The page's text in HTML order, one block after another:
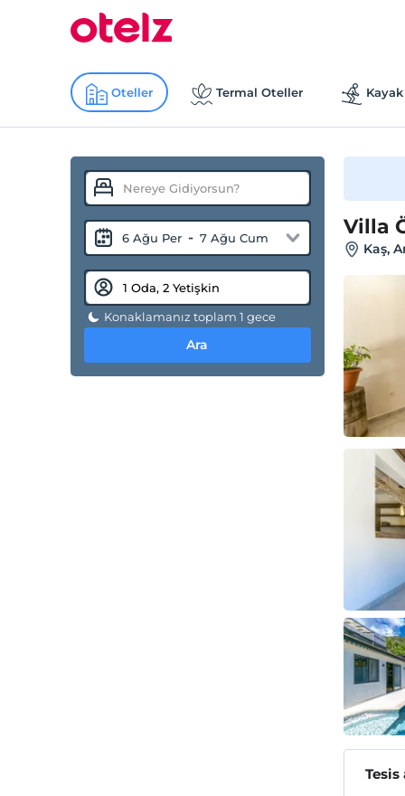
Oteller Termal Oteller
6 Ağu Per - 7 Ağu Cum
Konaklamanız toplam 1 gece
Ara
Villa
Kaş,
Tesis